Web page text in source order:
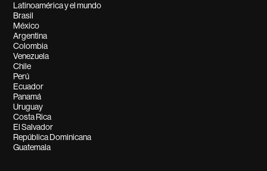
Latinoamérica y el mundo
Brasil
México
Argentina
Colombia
Venezuela
Chile
Perú
Ecuador
Panamá
Uruguay
Costa Rica
El Salvador
República Dominicana
Guatemala